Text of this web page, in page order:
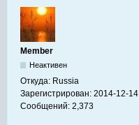
Member
Неактивен
Откуда: Russia
Зарегистрирован: 2014-12-14
Сообщений: 2,373